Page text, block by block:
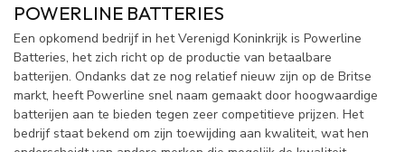
POWERLINE BATTERIES
Een opkomend bedrijf in het Verenigd Koninkrijk is Powerline
Batteries, het zich richt op de productie van betaalbare
batterijen. Ondanks dat ze nog relatief nieuw zijn op de Britse
markt, heeft Powerline snel naam gemaakt door hoogwaardige
batterijen aan te bieden tegen zeer competitieve prijzen. Het
bedrijf staat bekend om zijn toewijding aan kwaliteit, wat hen